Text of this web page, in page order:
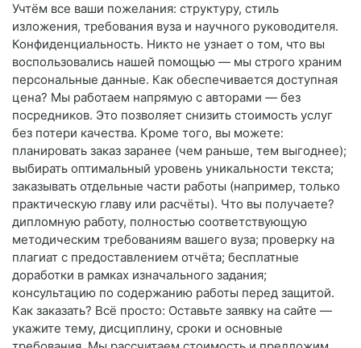
Учтём все ваши пожелания: структуру, стиль
изложения, требования вуза и научного руководителя.
Конфиденциальность. Никто не узнает о том, что вы
воспользовались нашей помощью — мы строго храним
персональные данные. Как обеспечивается доступная
цена? Мы работаем напрямую с авторами — без
посредников. Это позволяет снизить стоимость услуг
без потери качества. Кроме того, вы можете:
планировать заказ заранее (чем раньше, тем выгоднее);
выбирать оптимальный уровень уникальности текста;
заказывать отдельные части работы (например, только
практическую главу или расчёты). Что вы получаете?
дипломную работу, полностью соответствующую
методическим требованиям вашего вуза; проверку на
плагиат с предоставлением отчёта; бесплатные
доработки в рамках изначального задания;
консультацию по содержанию работы перед защитой.
Как заказать? Всё просто: Оставьте заявку на сайте —
укажите тему, дисциплину, сроки и основные